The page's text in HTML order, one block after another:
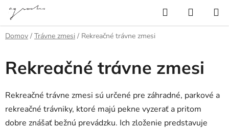
Prejsť
obsah
Hľadať
KOŠÍK
Domov / Trávne zmesi / Rekreačné trávne zmesi
Rekreačné trávne zmesi
Rekreačné trávne zmesi sú určené pre záhradné, parkové a
rekreačné trávniky, ktoré majú pekne vyzerať a pritom
dobre znášať bežnú prevádzku. Ich zloženie predstavuje